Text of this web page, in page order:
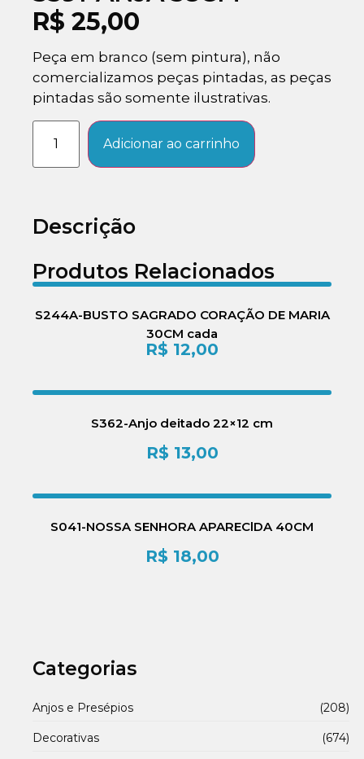
R$ 25,00
Peça em branco (sem pintura), não
comercializamos peças pintadas, as peças
pintadas são somente ilustrativas.
Adicionar ao carrinho
Descrição
Produtos Relacionados
S244A-BUSTO SAGRADO CORAÇÃO DE MARIA
30CM cada
R$ 12,00
S362-Anjo deitado 22×12 cm
R$13,00
S041-NOSSA SENHORA APAREClDA 40CM
R$18,00
Categorias
Anjos e Presépios (208)
Decorativas (674)